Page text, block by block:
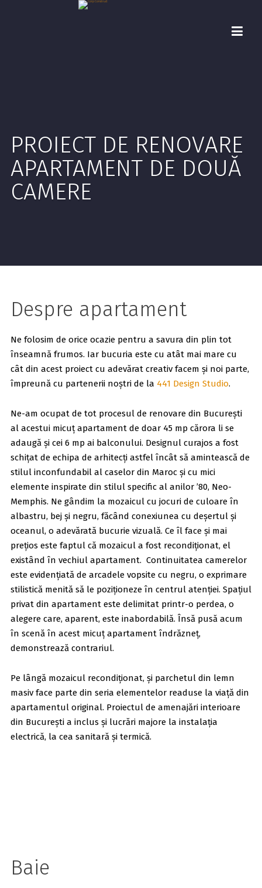
PROIECT DE RENOVARE
APARTAMENT DE DOUĂ
CAMERE
Despre apartament
Ne folosim de orice ocazie pentru a savura din plin tot
înseamnă frumos. Iar bucuria este cu atât mai mare cu
cât din acest proiect cu adevărat creativ facem și noi parte,
împreună cu partenerii noștri de la 441 Design Studio.
Ne-am ocupat de tot procesul de renovare din București
al acestui micuț apartament de doar 45 mp cărora li se
adaugă și cei 6 mp ai balconului. Designul curajos a fost
schițat de echipa de arhitecți astfel încât să amintească de
stilul inconfundabil al caselor din Maroc și cu mici
elemente inspirate din stilul specific al anilor ’80, Neo-
Memphis. Ne gândim la mozaicul cu jocuri de culoare în
albastru, bej și negru, făcând conexiunea cu deșertul și
oceanul, o adevărată bucurie vizuală. Ce îl face și mai
prețios este faptul că mozaicul a fost recondiționat, el
existând în vechiul apartament. Continuitatea camerelor
este evidențiată de arcadele vopsite cu negru, o exprimare
stilistică menită să le poziționeze în centrul atenției. Spațiul
privat din apartament este delimitat printr-o perdea, o
alegere care, aparent, este inabordabilă. Însă pusă acum
în scenă în acest micuț apartament îndrăzneț,
demonstrează contrariul.
Pe lângă mozaicul recondiționat, și parchetul din lemn
masiv face parte din seria elementelor readuse la viață din
apartamentul original. Proiectul de amenajări interioare
din București a inclus și lucrări majore la instalația
electrică, la cea sanitară și termică.
Baie